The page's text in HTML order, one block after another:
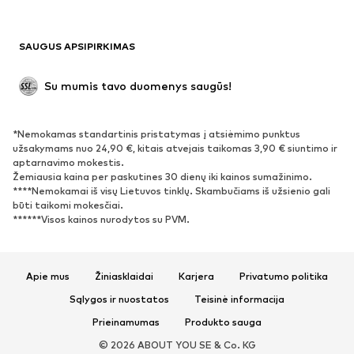
BATAI
Naujienos
Atviri batai
Išskirtiniai
SPORTAS
Sportiniai drabužiai
AKSESUARAI
Kepurės
Krepšiai ir kuprinės
SAUGUS APSIPIRKIMAS
Su mumis tavo duomenys saugūs!
*Nemokamas standartinis pristatymas į atsiėmimo punktus
užsakymams nuo 24,90 €, kitais atvejais taikomas 3,90 € siuntimo ir
aptarnavimo mokestis.
Žemiausia kaina per paskutines 30 dienų iki kainos sumažinimo.
****Nemokamai iš visų Lietuvos tinklų. Skambučiams iš užsienio gali
būti taikomi mokesčiai.
******Visos kainos nurodytos su PVM.
Apie mus Žiniasklaidai Karjera
Privatumo politika
Sąlygos ir nuostatos
Teisinė informacija
Prieinamumas
Produkto sauga
© 2026 ABOUT YOU SE & Co. KG